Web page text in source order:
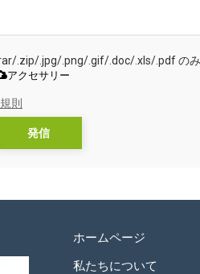
.zip/.jpg/.png/.gif/.doc/.xls/.pdf の
アクセサリー
則
発信
ホームページ
私たちについて